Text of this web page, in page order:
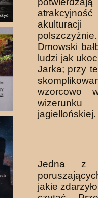
Dmowski
ludzi jak
Jarka; przy
wzorcowo
jagiellońskiej.
Jedna z
jakie